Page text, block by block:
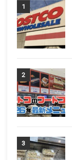
1
2
3